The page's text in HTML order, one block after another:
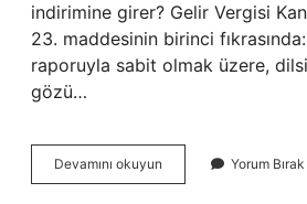
indirimine girer? Gelir Vergisi
23. maddesinin birinci
raporuyla sabit olmak üzere,
gözü…
Devamını okuyun Sakatlık
Indirimi
Yorum Bırak